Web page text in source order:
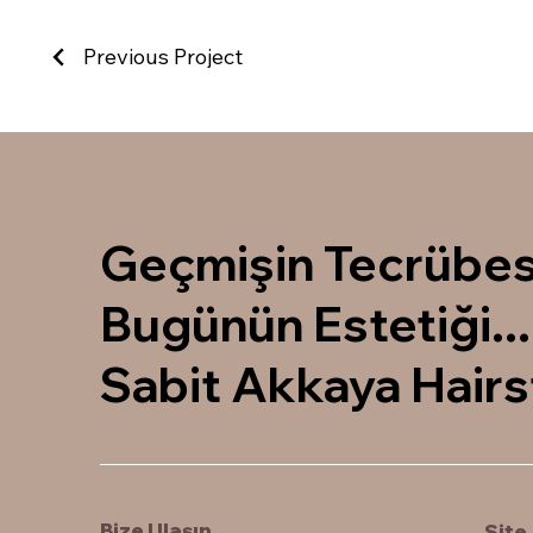
Previous Project
Geçmişin
Bugünün Estetiği...
Sabit Akkaya